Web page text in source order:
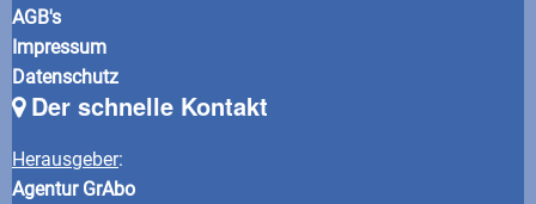
AGB's
Impressum
Datenschutz
Der schnelle Kontakt
Herausgeber:
Agentur GrAbo